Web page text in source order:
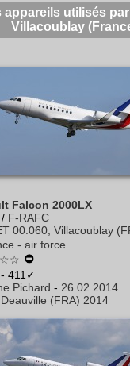
appareils utilisés
Villacoublay
Falcon 2000LX
/ F-RAFC
00.060, Villacoublay
- air force
411✓
Pichard - 26.02.2014
Deauville (FRA) 2014